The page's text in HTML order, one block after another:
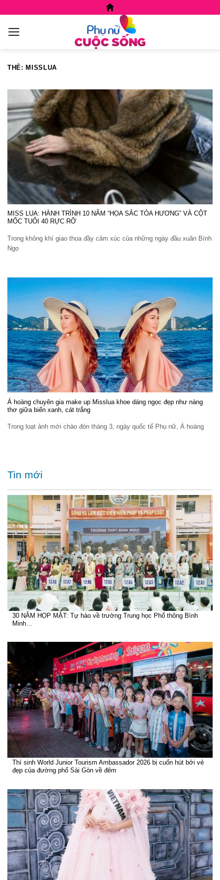
content
THẺ: MISSLUA
MISS LUA: HÀNH TRÌNH 10 NĂM “HỌA SẮC TỎA HƯƠNG” VÀ CỘT
MỐC TUỔI 40 RỰC RỠ
Trong không khí giao thoa đầy cảm xúc của những ngày đầu xuân Bính
Ngọ
Á hoàng chuyên gia make up Misslua khoe dáng ngọc đẹp như nàng
thơ giữa biển xanh, cát trắng
Trong loạt ảnh mới chào đón tháng 3, ngày quốc tế Phụ nữ, Á hoàng
Tin mới
30 NĂM HỌP MẶT: Tự hào về trường Trung học Phổ thông Bình
Minh…
Thí sinh World Junior Tourism Ambassador 2026 bị cuốn hút bởi vẻ
đẹp của đường phố Sài Gòn về đêm